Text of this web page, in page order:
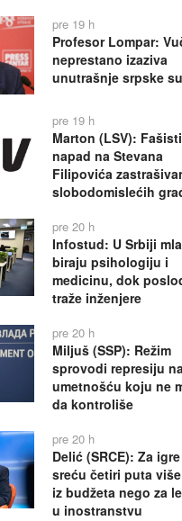
pre 19 h
Profesor Lompar:
neprestano izaziva
unutrašnje srpske
pre 19 h
Marton (LSV):
napad na Stevana
Filipovića
slobodomislećih
pre 20 h
Infostud: U Srbiji
biraju psihologiju i
medicinu, dok
traže inženjere
pre 20 h
Miljuš (SSP): Režim
sprovodi represiju
umetnošću koju ne
da kontroliše
pre 20 h
Delić (SRCE): Za
sreću četiri puta
iz budžeta nego za
u inostranstvu